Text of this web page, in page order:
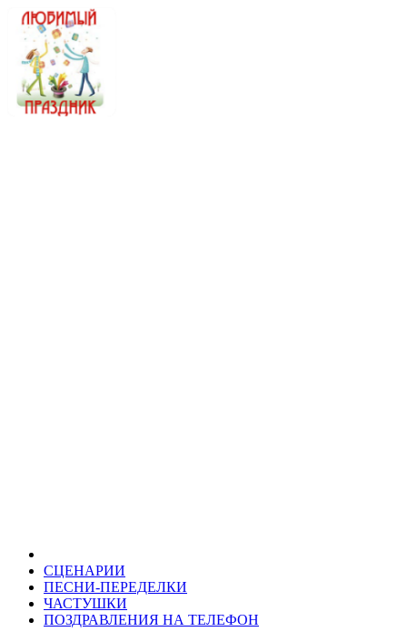
СЦЕНАРИИ
ПЕСНИ-ПЕРЕДЕЛКИ
ЧАСТУШКИ
ПОЗДРАВЛЕНИЯ НА ТЕЛЕФОН